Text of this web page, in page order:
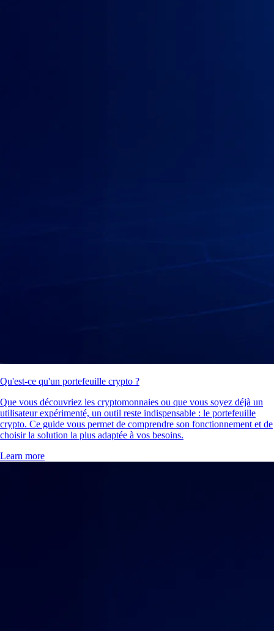
Qu'est-ce qu'un portefeuille crypto ?
Que vous découvriez les cryptomonnaies ou que vous soyez déjà un
utilisateur expérimenté, un outil reste indispensable : le portefeuille
crypto. Ce guide vous permet de comprendre son fonctionnement et de
choisir la solution la plus adaptée à vos besoins.
Learn more